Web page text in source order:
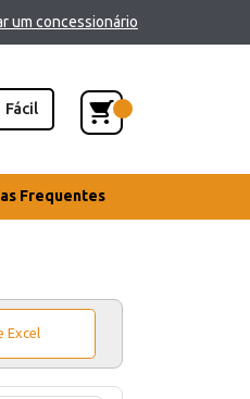
um concessionário
Frequentes
Excel